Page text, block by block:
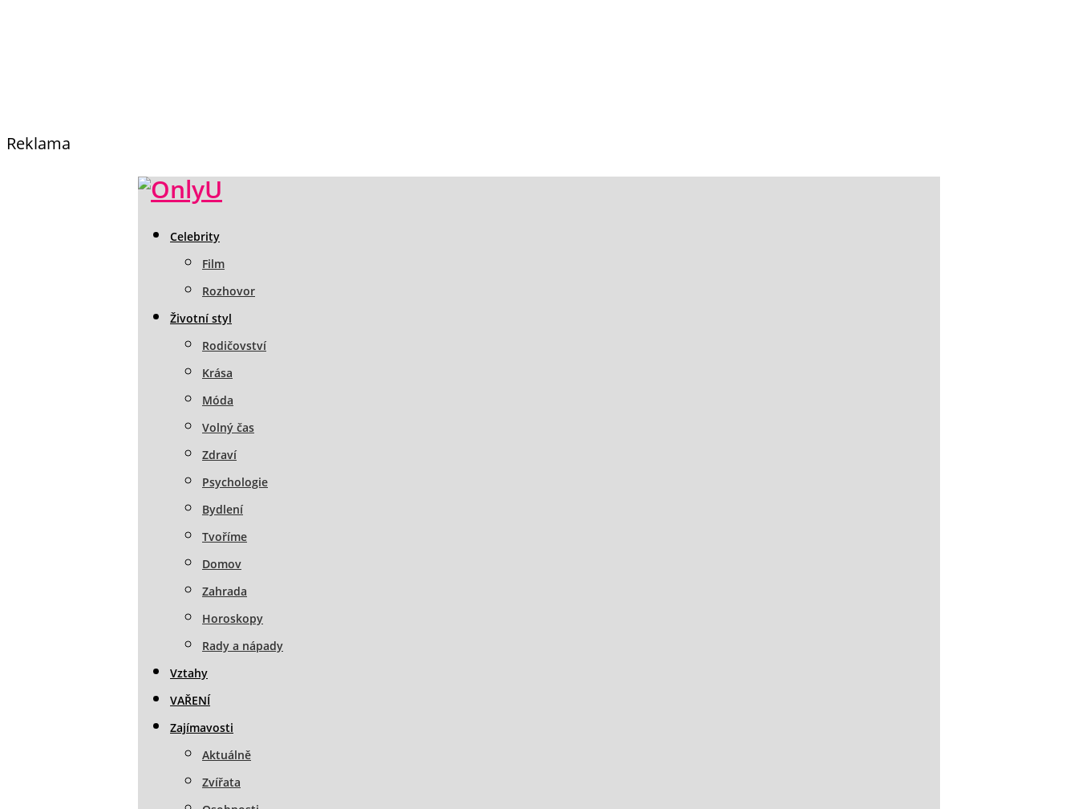
Reklama
Celebrity
Film
Rozhovor
Životní styl
Rodičovství
Krása
Móda
Volný čas
Zdraví
Psychologie
Bydlení
Tvoříme
Domov
Zahrada
Horoskopy
Rady a nápady
Vztahy
VAŘENÍ
Zajímavosti
Aktuálně
Zvířata